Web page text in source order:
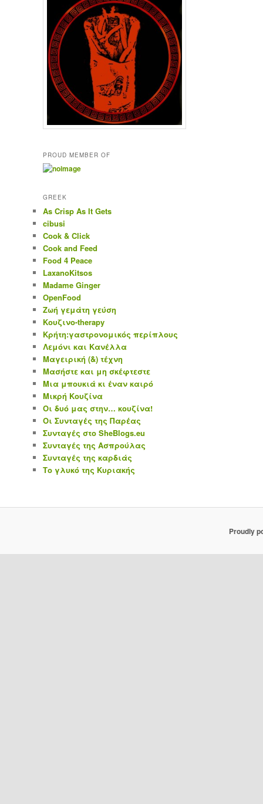
PROUD MEMBER OF
GREEK
As Crisp As It Gets
cibusi
Cook & Click
Cook and Feed
Food 4 Peace
LaxanoKitsos
Madame Ginger
OpenFood
Ζωή γεμάτη γεύση
Κουζινο-therapy
Κρήτη:γαστρονομικός περίπλους
Λεμόνι και Κανέλλα
Μαγειρική (&) τέχνη
Μασήστε και μη σκέφτεστε
Μια μπουκιά κι έναν καιρό
Μικρή Κουζίνα
Οι δυό μας στην… κουζίνα!
Οι Συνταγές της Παρέας
Συνταγές στο SheBlogs.eu
Συνταγές της Ασπρούλας
Συνταγές της καρδιάς
Το γλυκό της Κυριακής
Proudly